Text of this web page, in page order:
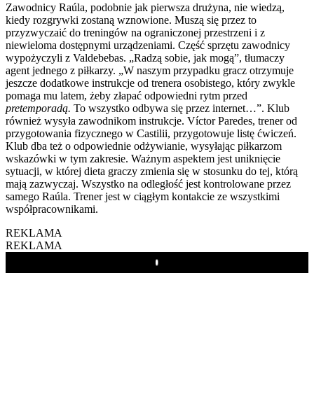
Zawodnicy Raúla, podobnie jak pierwsza drużyna, nie wiedzą,
kiedy rozgrywki zostaną wznowione. Muszą się przez to
przyzwyczaić do treningów na ograniczonej przestrzeni i z
niewieloma dostępnymi urządzeniami. Część sprzętu zawodnicy
wypożyczyli z Valdebebas. „Radzą sobie, jak mogą”, tłumaczy
agent jednego z piłkarzy. „W naszym przypadku gracz otrzymuje
jeszcze dodatkowe instrukcje od trenera osobistego, który zwykle
pomaga mu latem, żeby złapać odpowiedni rytm przed
pretemporadą. To wszystko odbywa się przez internet…”. Klub
również wysyła zawodnikom instrukcje. Víctor Paredes, trener od
przygotowania fizycznego w Castilii, przygotowuje listę ćwiczeń.
Klub dba też o odpowiednie odżywianie, wysyłając piłkarzom
wskazówki w tym zakresie. Ważnym aspektem jest uniknięcie
sytuacji, w której dieta graczy zmienia się w stosunku do tej, którą
mają zazwyczaj. Wszystko na odległość jest kontrolowane przez
samego Raúla. Trener jest w ciągłym kontakcie ze wszystkimi
współpracownikami.
REKLAMA
REKLAMA
Play